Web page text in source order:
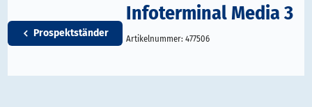
Prospektständer
Infoterminal Media 3
Artikelnummer: 477506